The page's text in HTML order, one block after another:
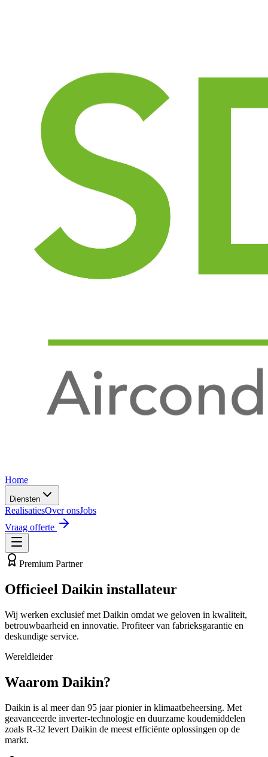
Home
Diensten
RealisatiesOver onsJobs
Vraag offerte
Premium Partner
Officieel Daikin installateur
Wij werken exclusief met Daikin omdat we geloven in kwaliteit,
betrouwbaarheid en innovatie. Profiteer van fabrieksgarantie en
deskundige service.
Wereldleider
Waarom Daikin?
Daikin is al meer dan 95 jaar pionier in klimaatbeheersing. Met
geavanceerde inverter-technologie en duurzame koudemiddelen
zoals R-32 levert Daikin de meest efficiënte oplossingen op de
markt.